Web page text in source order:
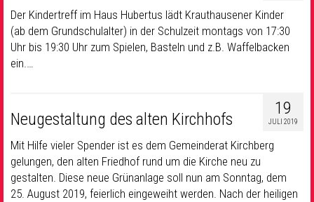
Der Kindertreff im Haus Hubertus lädt Krauthausener Kinder
(ab dem Grundschulalter) in der Schulzeit montags von 17:30
Uhr bis 19:30 Uhr zum Spielen, Basteln und z.B. Waffelbacken
ein.…
19
JULI 2019
Neugestaltung des alten Kirchhofs
Mit Hilfe vieler Spender ist es dem Gemeinderat Kirchberg
gelungen, den alten Friedhof rund um die Kirche neu zu
gestalten. Diese neue Grünanlage soll nun am Sonntag, dem
25. August 2019, feierlich eingeweiht werden. Nach der heiligen